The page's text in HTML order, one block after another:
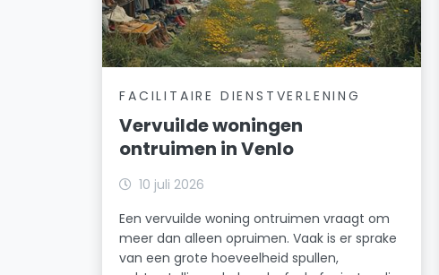
FACILITAIRE DIENSTVERLENING
Vervuilde woningen
ontruimen in Venlo
10 juli 2026
Een vervuilde woning ontruimen vraagt om
meer dan alleen opruimen. Vaak is er sprake
van een grote hoeveelheid spullen,